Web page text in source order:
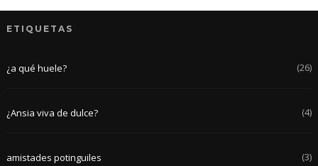
ETIQUETAS
¿a qué huele? (26)
¿Ansia viva de dulce? (4)
amistades potinguiles (3)